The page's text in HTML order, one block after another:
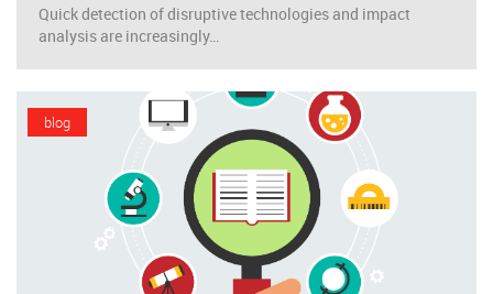
Quick detection of disruptive technologies and impact
analysis are increasingly…
blog